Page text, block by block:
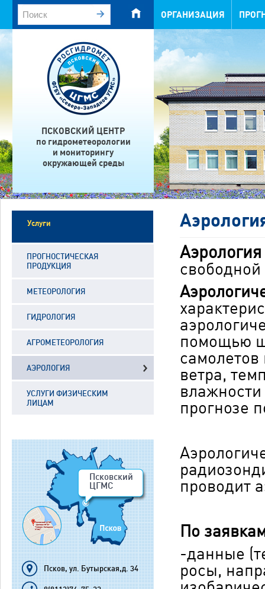
ОРГАНИЗАЦИЯ
ПСКОВСКИЙ ЦЕНТР
по гидрометеорологии
и мониторингу
окружающей среды
Услуги
ПРОГНОСТИЧЕСКАЯ
ПРОДУКЦИЯ
МЕТЕОРОЛОГИЯ
ГИДРОЛОГИЯ
АГРОМЕТЕОРОЛОГИЯ
АЭРОЛОГИЯ
УСЛУГИ ФИЗИЧЕСКИМ
ЛИЦАМ
Псковский
ЦГМС
Псков, ул. Бутырская,д. 34
Аэрология
помощью
ветра,
прогнозе
проводит
По
-данные
росы,